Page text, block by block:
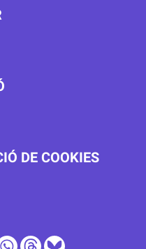
DE COOKIES